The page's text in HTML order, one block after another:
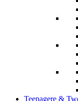
Teenagere &